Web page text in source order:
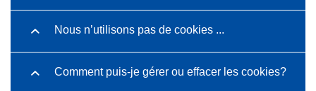
Nous n’utilisons pas de cookies ...
Comment puis-je gérer ou effacer les cookies?